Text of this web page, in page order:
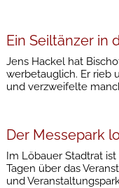
Ein Seiltänzer in
Jens Hackel hat
werbetauglich. Er rieb
und verzweifelte
Der Messepark
Im Löbauer Stadtrat
Tagen über das
und